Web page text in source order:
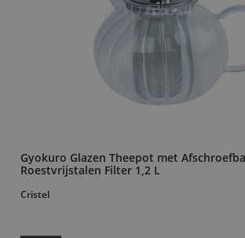
Gyokuro Glazen Theepot met
Roestvrijstalen Filter 1,2 L
Cristel